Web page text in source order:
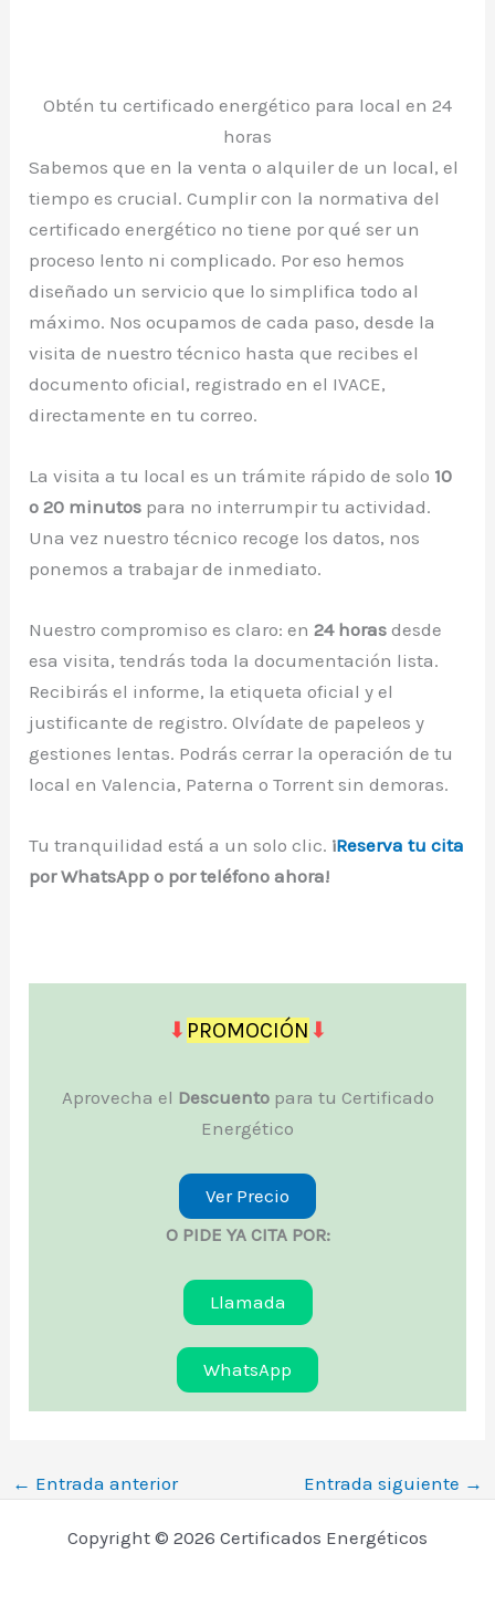
Obtén tu certificado energético para local en 24
horas
Sabemos que en la venta o alquiler de un local, el
tiempo es crucial. Cumplir con la normativa del
certificado energético no tiene por qué ser un
proceso lento ni complicado. Por eso hemos
diseñado un servicio que lo simplifica todo al
máximo. Nos ocupamos de cada paso, desde la
visita de nuestro técnico hasta que recibes el
documento oficial, registrado en el IVACE,
directamente en tu correo.
La visita a tu local es un trámite rápido de solo 10
o 20 minutos para no interrumpir tu actividad.
Una vez nuestro técnico recoge los datos, nos
ponemos a trabajar de inmediato.
Nuestro compromiso es claro: en24 horas desde
esa visita, tendrás toda la documentación lista.
Recibirás el informe, la etiqueta oficial y el
justificante de registro. Olvídate de papeleos y
gestiones lentas. Podrás cerrar la operación de tu
local en Valencia, Paterna o Torrent sin demoras.
Tu tranquilidad está a un solo clic. ¡Reserva tu cita
por WhatsApp o por teléfono ahora!
⬇ PROMOCIÓN ⬇
Aprovecha el Descuento para tu Certificado
Energético
Ver Precio
O PIDE YA CITA POR:
Llamada
WhatsApp
← Entrada anterior Entrada siguiente →
Copyright © 2026 Certificados Energéticos